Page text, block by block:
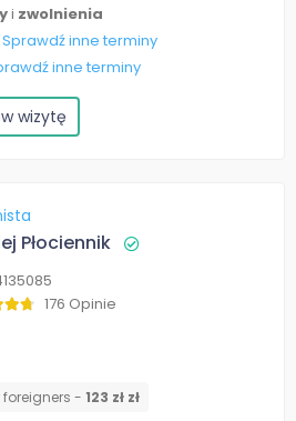
i zwolnienia
Sprawdź inne terminy
inne terminy
wizytę
Płociennik
176 Opinie
- 123 zł zł